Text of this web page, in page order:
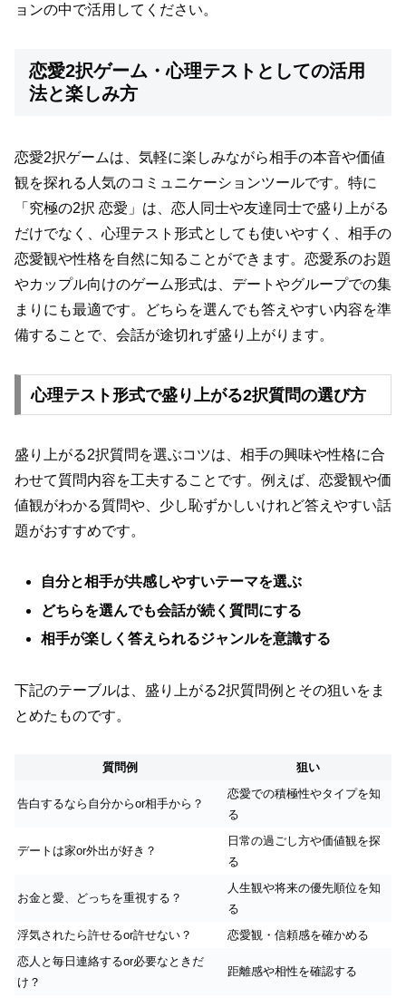
ョンの中で活用してください。
恋愛2択ゲーム・心理テストとしての活用
法と楽しみ方
恋愛2択ゲームは、気軽に楽しみながら相手の本音や価値
観を探れる人気のコミュニケーションツールです。特に
「究極の2択 恋愛」は、恋人同士や友達同士で盛り上がる
だけでなく、心理テスト形式としても使いやすく、相手の
恋愛観や性格を自然に知ることができます。恋愛系のお題
やカップル向けのゲーム形式は、デートやグループでの集
まりにも最適です。どちらを選んでも答えやすい内容を準
備することで、会話が途切れず盛り上がります。
心理テスト形式で盛り上がる2択質問の選び方
盛り上がる2択質問を選ぶコツは、相手の興味や性格に合
わせて質問内容を工夫することです。例えば、恋愛観や価
値観がわかる質問や、少し恥ずかしいけれど答えやすい話
題がおすすめです。
自分と相手が共感しやすいテーマを選ぶ
どちらを選んでも会話が続く質問にする
相手が楽しく答えられるジャンルを意識する
下記のテーブルは、盛り上がる2択質問例とその狙いをま
とめたものです。
質問例 狙い
告白するなら自分からor相手から？
恋愛での積極性やタイプを知
る
デートは家or外出が好き？
日常の過ごし方や価値観を探
る
お金と愛、どっちを重視する？
人生観や将来の優先順位を知
る
浮気されたら許せるor許せない？
恋愛観・信頼感を確かめる
恋人と毎日連絡するor必要なときだ
け？
距離感や相性を確認する